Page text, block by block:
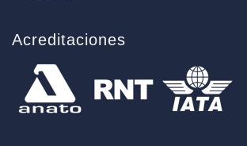
Acreditaciones